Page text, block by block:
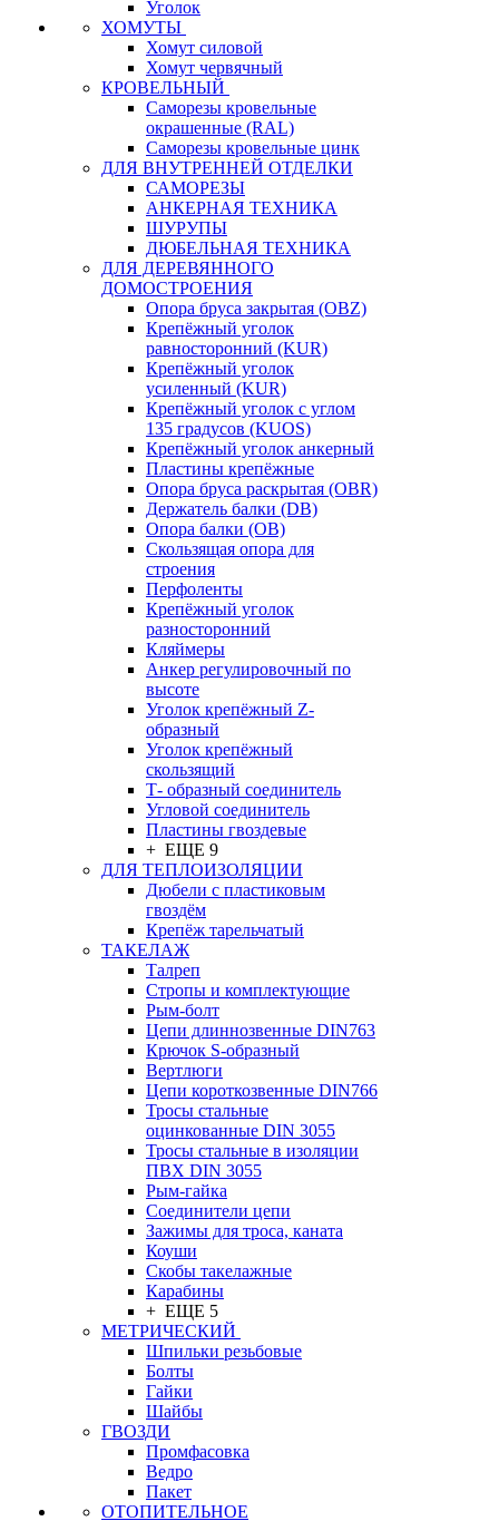
Уголок
ХОМУТЫ
Хомут силовой
Хомут червячный
КРОВЕЛЬНЫЙ
Саморезы кровельные
окрашенные (RAL)
Саморезы кровельные цинк
ДЛЯ ВНУТРЕННЕЙ ОТДЕЛКИ
САМОРЕЗЫ
АНКЕРНАЯ ТЕХНИКА
ШУРУПЫ
ДЮБЕЛЬНАЯ ТЕХНИКА
ДЛЯ ДЕРЕВЯННОГО
ДОМОСТРОЕНИЯ
Опора бруса закрытая (OBZ)
Крепёжный уголок
равносторонний (KUR)
Крепёжный уголок
усиленный (KUR)
Крепёжный уголок с углом
135 градусов (KUOS)
Крепёжный уголок анкерный
Пластины крепёжные
Опора бруса раскрытая (OBR)
Держатель балки (DB)
Опора балки (ОВ)
Скользящая опора для
строения
Перфоленты
Крепёжный уголок
разносторонний
Кляймеры
Анкер регулировочный по
высоте
Уголок крепёжный Z-
образный
Уголок крепёжный
скользящий
Т- образный соединитель
Угловой соединитель
Пластины гвоздевые
+ ЕЩЕ 9
ДЛЯ ТЕПЛОИЗОЛЯЦИИ
Дюбели с пластиковым
гвоздём
Крепёж тарельчатый
ТАКЕЛАЖ
Талреп
Стропы и комплектующие
Рым-болт
Цепи длиннозвенные DIN763
Крючок S-образный
Вертлюги
Цепи короткозвенные DIN766
Тросы стальные
оцинкованные DIN 3055
Тросы стальные в изоляции
ПВХ DIN 3055
Рым-гайка
Соединители цепи
Зажимы для троса, каната
Коуши
Скобы такелажные
Карабины
+ ЕЩЕ 5
МЕТРИЧЕСКИЙ
Шпильки резьбовые
Болты
Гайки
Шайбы
ГВОЗДИ
Промфасовка
Ведро
Пакет
ОТОПИТЕЛЬНОЕ